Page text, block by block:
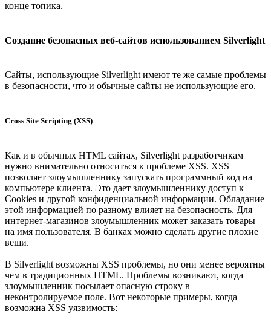
конце топика.
Создание безопасных веб-сайтов использованием Silverlight
Сайты, использующие Silverlight имеют те же самые проблемы
в безопасности, что и обычные сайты не использующие его.
Cross Site Scripting (XSS)
Как и в обычных HTML сайтах, Silverlight разработчикам
нужно внимательно относиться к проблеме XSS. XSS
позволяет злоумышленнику запускать программный код на
компьютере клиента. Это дает злоумышленнику доступ к
Cookies и другой конфиденциальной информации. Обладание
этой информацией по разному влияет на безопасность. Для
интернет-магазинов злоумышленник может заказать товары
на имя пользователя. В банках можно сделать другие плохие
вещи.
В Silverlight возможны XSS проблемы, но они менее вероятны
чем в традиционных HTML. Проблемы возникают, когда
злоумышленник посылает опасную строку в
неконтролируемое поле. Вот некоторые примеры, когда
возможна XSS уязвимость: